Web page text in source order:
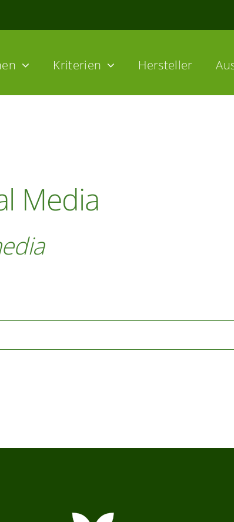
Kriterien Hersteller
Media